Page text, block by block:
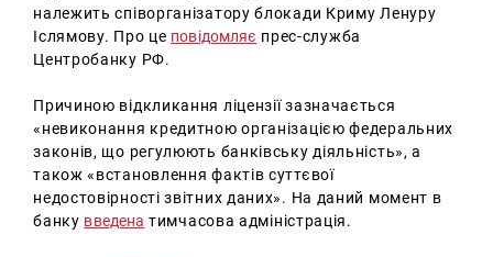
належить співорганізатору блокади Криму Ленуру
Іслямову. Про це повідомляє прес-служба
Центробанку РФ.
Причиною відкликання ліцензії зазначається
«невиконання кредитною організацією федеральних
законів, що регулюють банківську діяльність», а
також «встановлення фактів суттєвої
недостовірності звітних даних». На даний момент в
банку введена тимчасова адміністрація.